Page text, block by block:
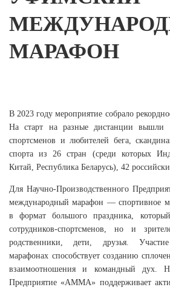
МАРАФОН
В 2023 году мероприятие собрало
На старт на разные дистанции вышли
спортсменов и любителей бега,
спорта из 26 стран (среди которых
Китай, Республика Беларусь), 42
Для Научно-Производственного
международный марафон — спортивное
в формат большого праздника,
сотрудников-спортсменов, но и
родственники, дети, друзья.
марафонах способствует созданию
взаимоотношения и командный дух.
Предприятие «АММА» поддерживает